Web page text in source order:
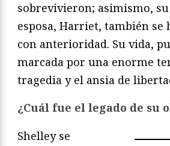
sobrevivieron; asimismo,
esposa, Harriet, también se
con anterioridad. Su vida,
marcada por una enorme
tragedia y el ansia de
¿Cuál fue el legado de su
Shelley se